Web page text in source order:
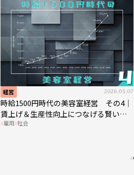
経営 2026.05.07
時給1500円時代の美容室経営 その4｜
賃上げ＆生産性向上につなげる賢い助
成金活用
雇用 社会